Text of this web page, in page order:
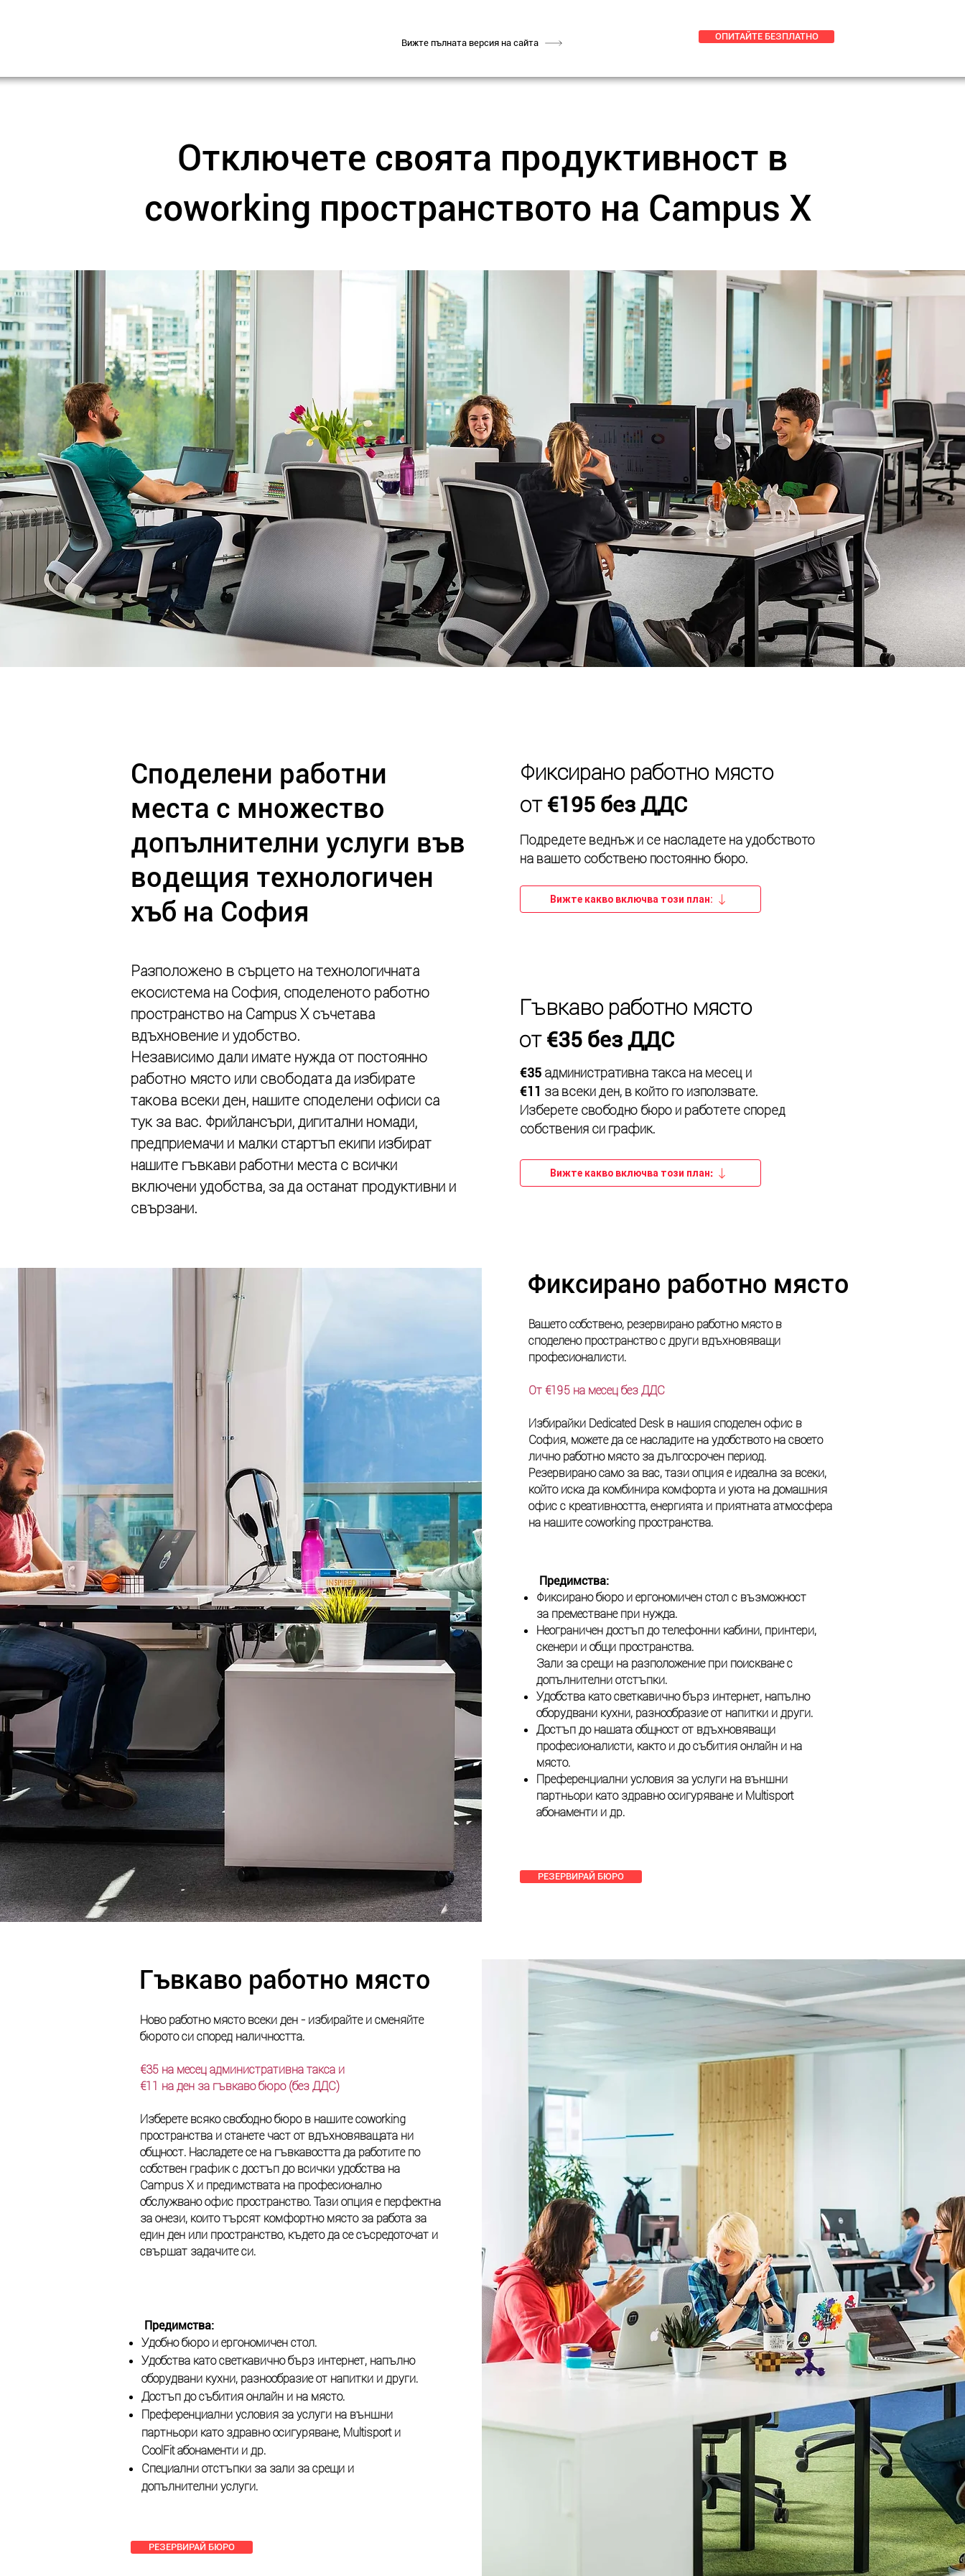
Вижте пълната версия на сайта
ОПИТАЙТЕ БЕЗПЛАТНО
Отключете своята продуктивност в
coworking пространството на Campus X
Споделени работни
места с множество
допълнителни услуги във
водещия технологичен
хъб на София
Фиксирано работно място
от €195 без ДДС
Подредете веднъж и се насладете на удобството
на вашето собствено постоянно бюро.
Вижте какво включва този план:
Разположено в сърцето на технологичната
екосистема на София, споделеното работно
пространство на Campus X съчетава
вдъхновение и удобство.
Независимо дали имате нужда от постоянно
работно място или свободата да избирате
такова всеки ден, нашите споделени офиси са
тук за вас. Фрийлансъри, дигитални номади,
предприемачи и малки стартъп екипи избират
нашите гъвкави работни места с всички
включени удобства, за да останат продуктивни и
свързани.
Гъвкаво работно място
от €35 без ДДС
€35 административна такса на месец и
€11 за всеки ден, в който го използвате.
Изберете свободно бюро и работете според
собствения си график.
Вижте какво включва този план:
Фиксирано работно място
Вашето собствено, резервирано работно място в
споделено пространство с други вдъхновяващи
професионалисти.​
От €195 на месец без ДДС
Избирайки Dedicated Desk в нашия споделен офис в
София, можете да се насладите на удобството на своето
лично работно място за дългосрочен период.
Резервирано само за вас, тази опция е идеална за всеки,
който иска да комбинира комфорта и уюта на домашния
офис с креативността, енергията и приятната атмосфера
на нашите coworking пространства.
Предимства:
Фиксирано бюро и ергономичен стол с възможност
за преместване при нужда.
Неограничен достъп до телефонни кабини, принтери,
скенери и общи пространства.
Зали за срещи на разположение при поискване с
допълнителни отстъпки.
Удобства като светкавично бърз интернет, напълно
оборудвани кухни, разнообразие от напитки и други.
Достъп до нашата общност от вдъхновяващи
професионалисти, както и до събития онлайн и на
място.
Преференциални условия за услуги на външни
партньори като здравно осигуряване и Multisport
абонаменти и др.​
РЕЗЕРВИРАЙ БЮРО
Гъвкаво работно място
Ново работно място всеки ден - избирайте и сменяйте
бюрото си според наличността.​
€35 на месец административна такса и
€11 на ден за гъвкаво бюро (без ДДС)
Изберете всяко свободно бюро в нашите coworking
пространства и станете част от вдъхновяващата ни
общност. Насладете се на гъвкавостта да работите по
собствен график с достъп до всички удобства на
Campus X и предимствата на професионално
обслужвано офис пространство. Тази опция е перфектна
за онези, които търсят комфортно място за работа за
един ден или пространство, където да се съсредоточат и
свършат задачите си.
Предимства:
Удобно бюро и ергономичен стол.
Удобства като светкавично бърз интернет, напълно
оборудвани кухни, разнообразие от напитки и други.
Достъп до събития онлайн и на място.
Преференциални условия за услуги на външни
партньори като здравно осигуряване, Multisport и
CoolFit абонаменти и др.
Специални отстъпки за зали за срещи и
допълнителни услуги.
РЕЗЕРВИРАЙ БЮРО